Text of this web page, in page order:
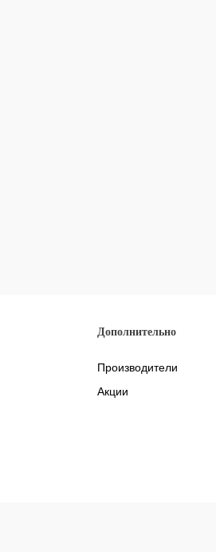
Дополнительно
Производители
Акции